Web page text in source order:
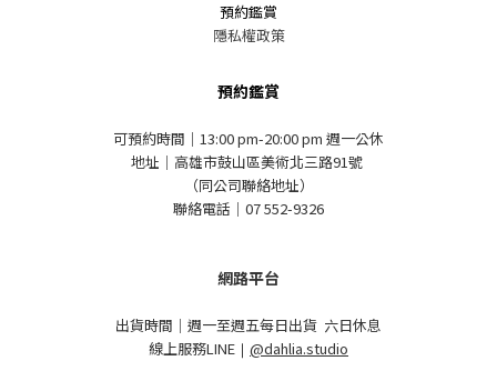
預約鑑賞
隱私權政策
預約鑑賞
可預約時間｜13:00 pm-20:00 pm 週一公休
地址｜高雄市鼓山區美術北三路91號
（同公司聯絡地址）
聯絡電話｜07 552-9326
網路平台
出貨時間｜週一至週五每日出貨 六日休息
線上服務LINE ｜ @dahlia.studio